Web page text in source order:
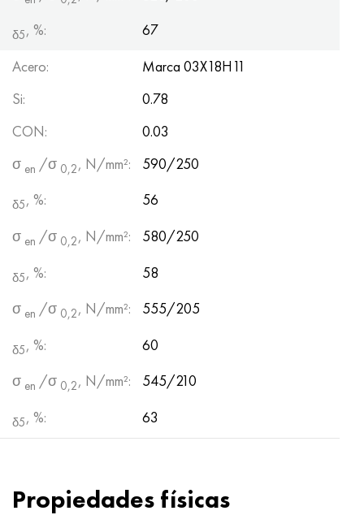
δ5, %:
67
Acero:
Marca 03Х18Н11
Si:
0.78
CON:
0.03
σ en /σ 0,2, N/mm²: 590/250
δ5, %:
56
σ en /σ 0,2, N/mm²: 580/250
δ5, %:
58
σ en /σ 0,2, N/mm²: 555/205
δ5, %:
60
σ en /σ 0,2, N/mm²: 545/210
δ5, %: 63
Propiedades físicas